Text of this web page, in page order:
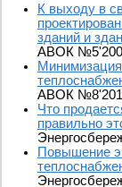
К выходу в
зданий и
АВОК
АВОК
Что
правильно
Повышение